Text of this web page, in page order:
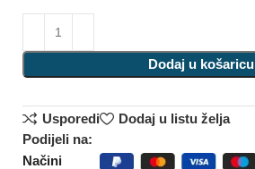
Dodaj u košaricu
Usporedi
Dodaj u listu želja
Podijeli na:
Načini